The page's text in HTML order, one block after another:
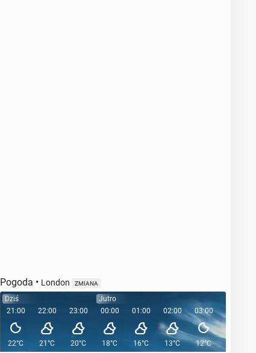
Pogoda • London ZMIANA
Dziś
21:00
22°C
22:00
21°C
23:00
20°C
Jutro
00:00
18°C
01:00
16°C
02:00
13°C
03:00
12°C
04:00